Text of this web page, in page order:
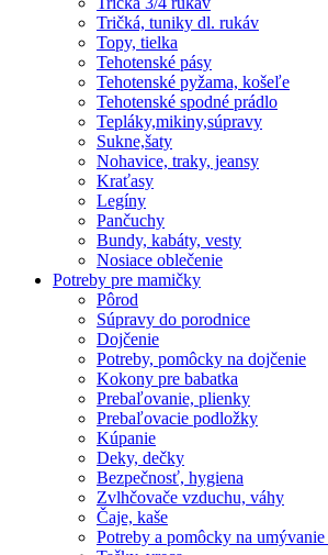
Tričká, tuniky dl. rukáv
Topy, tielka
Tehotenské pásy
Tehotenské pyžama, košeľe
Tehotenské spodné prádlo
Tepláky,mikiny,súpravy
Sukne,šaty
Nohavice, traky, jeansy
Kraťasy
Legíny
Pančuchy
Bundy, kabáty, vesty
Nosiace oblečenie
Potreby pre mamičky
Pôrod
Súpravy do porodnice
Dojčenie
Potreby, pomôcky na dojčenie
Kokony pre babatka
Prebaľovanie, plienky
Prebaľovacie podložky
Kúpanie
Deky, dečky
Bezpečnosť, hygiena
Zvlhčovače vzduchu, váhy
Čaje, kaše
Potreby a pomôcky na